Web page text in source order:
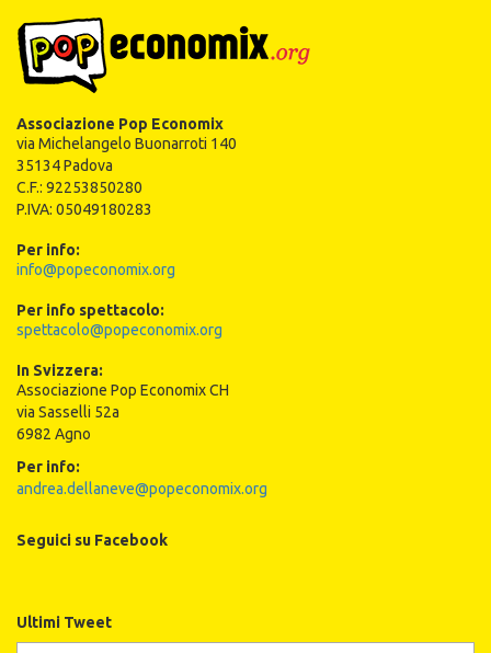
Associazione Pop Economix
via Michelangelo Buonarroti 140
35134 Padova
C.F.: 92253850280
P.IVA: 05049180283
Per info:
info@popeconomix.org
Per info spettacolo:
spettacolo@popeconomix.org
In Svizzera:
Associazione Pop Economix CH
via Sasselli 52a
6982 Agno
Per info:
andrea.dellaneve@popeconomix.org
Seguici su Facebook
Ultimi Tweet